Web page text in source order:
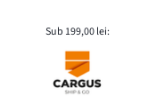
Sub 199,00 lei: